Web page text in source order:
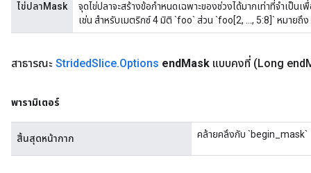
ไข่ปลาMask
จุดไข่ปลาจะสร้างข้อกำหนดเฉพาะของช่วงได้มากเท่าที่จำเป็
เช่น สำหรับเมตริกซ์ 4 มิติ `foo` ส่วน `foo[2, ..., 5:8]` หมายถึ
สาธารณะ StridedSlice.Options endMask แบบคงที่ (Long end
พารามิเตอร์
สิ้นสุดหน้ากาก คล้ายคลึงกับ `begin_mask`